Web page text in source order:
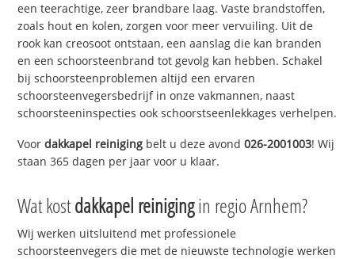
een teerachtige, zeer brandbare laag. Vaste brandstoffen,
zoals hout en kolen, zorgen voor meer vervuiling. Uit de
rook kan creosoot ontstaan, een aanslag die kan branden
en een schoorsteenbrand tot gevolg kan hebben. Schakel
bij schoorsteenproblemen altijd een ervaren
schoorsteenvegersbedrijf in onze vakmannen, naast
schoorsteeninspecties ook schoorstseenlekkages verhelpen.
Voordakkapel reiniging belt u deze avond026-2001003! Wij
staan 365 dagen per jaar voor u klaar.
Wat kostdakkapel reinigingin regio Arnhem?
Wij werken uitsluitend met professionele
schoorsteenvegers die met de nieuwste technologie werken